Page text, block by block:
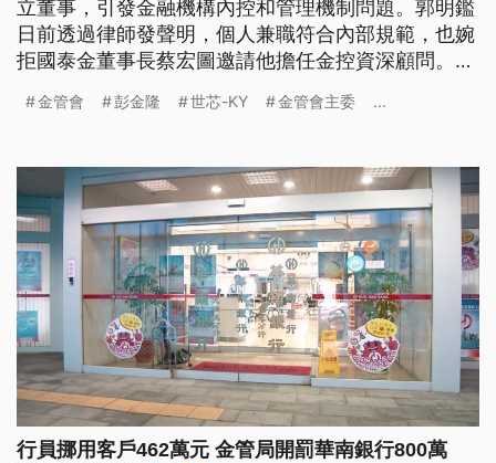
立董事，引發金融機構內控和管理機制問題。郭明鑑
日前透過律師發聲明，個人兼職符合內部規範，也婉
拒國泰金董事長蔡宏圖邀請他擔任金控資深顧問。今
到公司獨董是老長官，疑似輕忽；但金管會主委彭金
李長庚今日回應表示，對於投信損失波及投資人，讓
社會不安，整個團隊應該對社會致歉。
金管會 彭金隆 世芯-KY 金管會主委 ...
行員挪用客戶462萬元 金管局開罰華南銀行800萬